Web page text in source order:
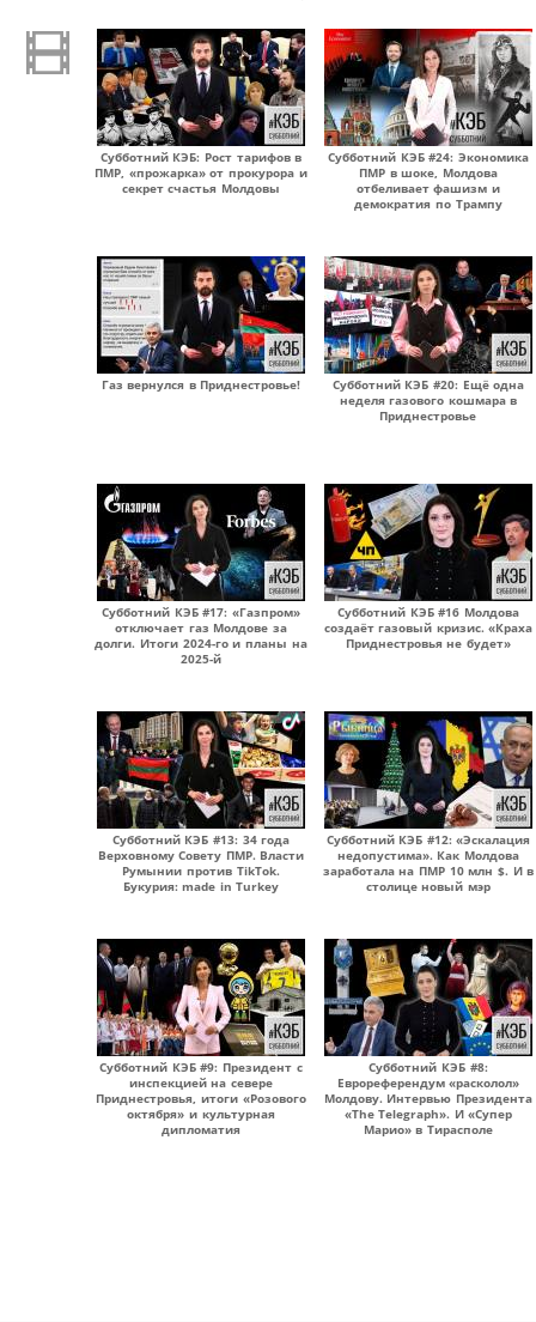
Субботний КЭБ: Рост тарифов в
ПМР, «прожарка» от прокурора и
секрет счастья Молдовы
Субботний КЭБ #24: Экономика
ПМР в шоке, Молдова
отбеливает фашизм и
демократия по Трампу
Газ вернулся в Приднестровье!
Субботний КЭБ #20: Ещё одна
неделя газового кошмара в
Приднестровье
Субботний КЭБ #17: «Газпром»
отключает газ Молдове за
долги. Итоги 2024-го и планы на
2025-й
Субботний КЭБ #16 Молдова
создаёт газовый кризис. «Краха
Приднестровья не будет»
Субботний КЭБ #13: 34 года
Верховному Совету ПМР. Власти
Румынии против TikTok.
Букурия: made in Turkey
Субботний КЭБ #12: «Эскалация
недопустима». Как Молдова
заработала на ПМР 10 млн $. И в
столице новый мэр
Субботний КЭБ #9: Президент с
инспекцией на севере
Приднестровья, итоги «Розового
октября» и культурная
дипломатия
Субботний КЭБ #8:
Еврореферендум «расколол»
Молдову. Интервью Президента
«The Telegraph». И «Супер
Марио» в Тирасполе